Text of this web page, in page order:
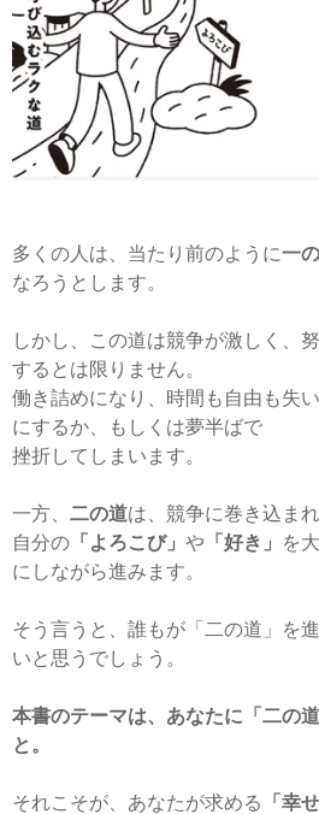
多くの人は、当たり前のように一
なろうとします。
しかし、この道は競争が激しく、
するとは限りません。
働き詰めになり、時間も自由も失
にするか、もしくは夢半ばで
挫折してしまいます。
一方、 二の道は、競争に巻き込ま
自分の 「よろこび」 や 「好き」 を
にしながら進みます。
そう言うと、誰もが「二の道」を
いと思うでしょう。
本書のテーマは、あなたに「二の
と。
それこそが、あなたが求める 「幸